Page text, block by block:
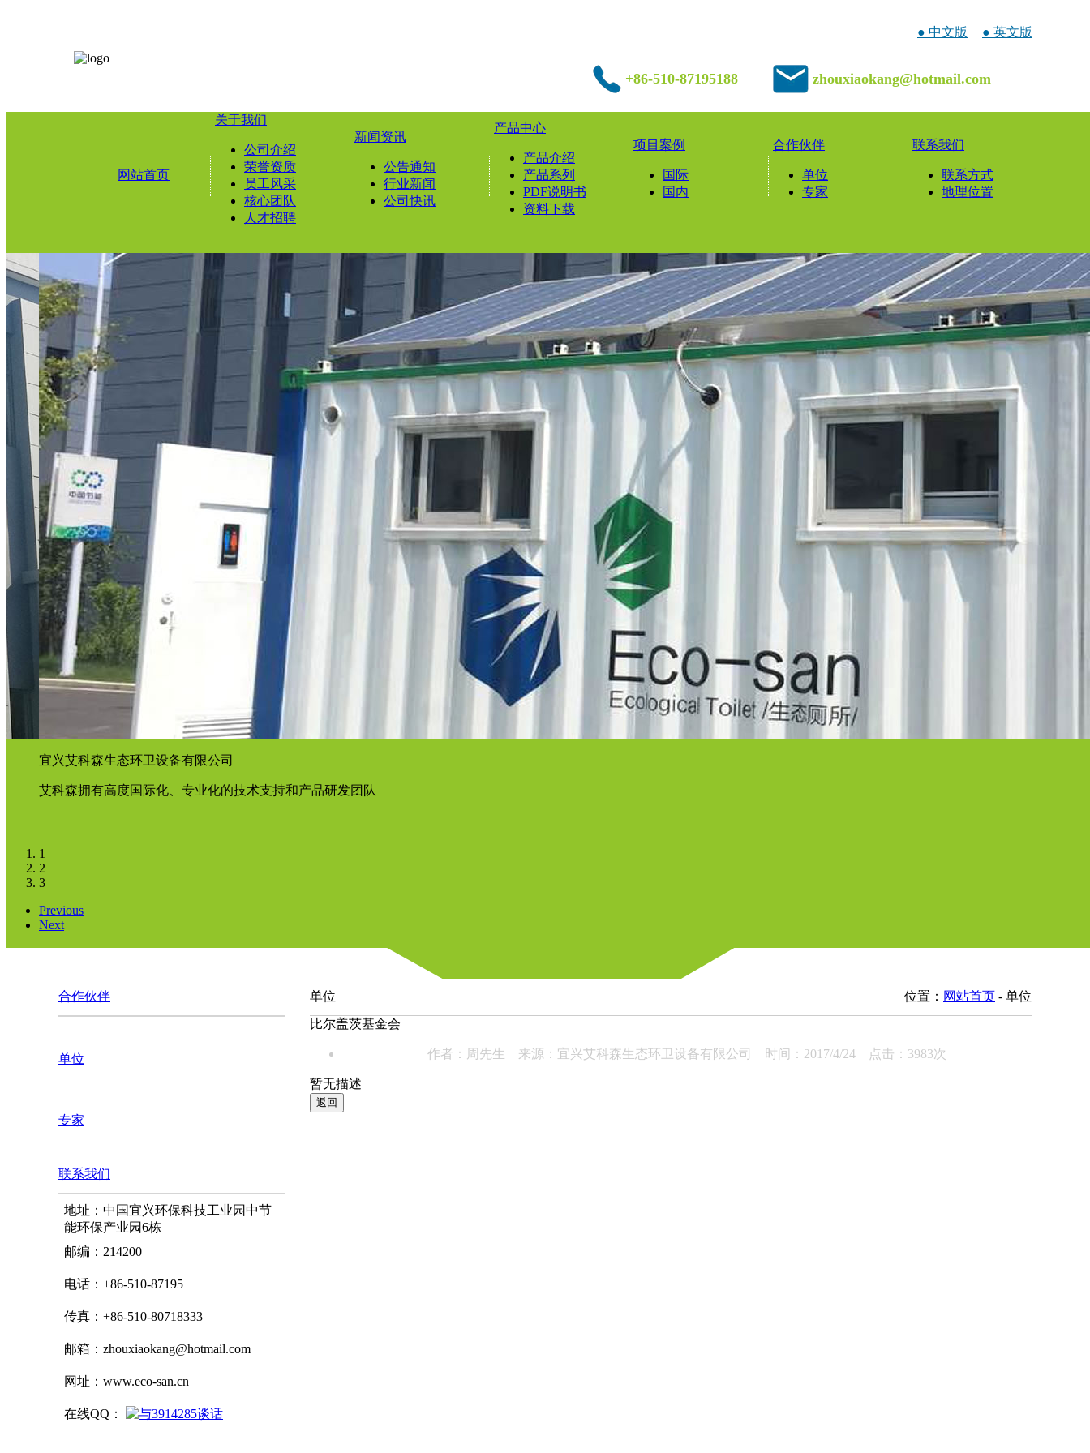
● 中文版 ● 英文版
+86-510-87195188 zhouxiaokang@hotmail.com
网站首页
关于我们
公司介绍
荣誉资质
员工风采
核心团队
人才招聘
新闻资讯
公告通知
行业新闻
公司快讯
产品中心
产品介绍
产品系列
PDF说明书
资料下载
项目案例
国际
国内
合作伙伴
单位
专家
联系我们
联系方式
地理位置
宜兴艾科森生态环卫设备有限公司
艾科森拥有高度国际化、专业化的技术支持和产品研发团队
1
2
3
Previous
Next
合作伙伴
单位
专家
联系我们
地址：中国宜兴环保科技工业园中节
能环保产业园6栋
邮编：214200
电话：+86-510-87195
传真：+86-510-80718333
邮箱：zhouxiaokang@hotmail.com
网址：www.eco-san.cn
在线QQ：
单位 位置： 网站首页 - 单位
比尔盖茨基金会
作者：周先生 来源：宜兴艾科森生态环卫设备有限公司 时间：2017/4/24 点击：3983次
暂无描述